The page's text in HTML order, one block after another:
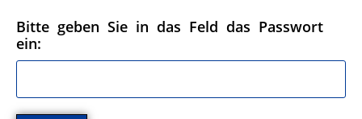
Bitte geben Sie in das Feld das Passwort
ein: